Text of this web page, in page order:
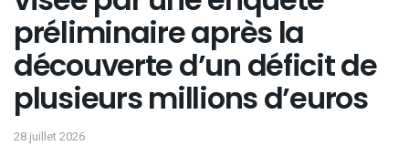
préliminaire après la
découverte d’un déficit de
plusieurs millions d’euros
28 juillet 2026